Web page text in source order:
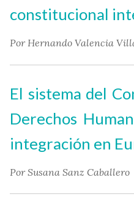
constitucional
Por Hernando Valencia
El sistema del
Derechos
integración en
Por Susana Sanz Caballero